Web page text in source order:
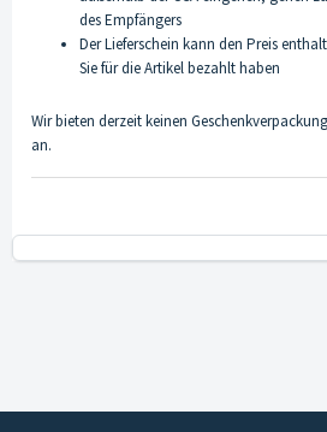
des Empfängers
Der Lieferschein kann den Preis
Sie für die Artikel bezahlt haben
Wir bieten derzeit keinen
an.